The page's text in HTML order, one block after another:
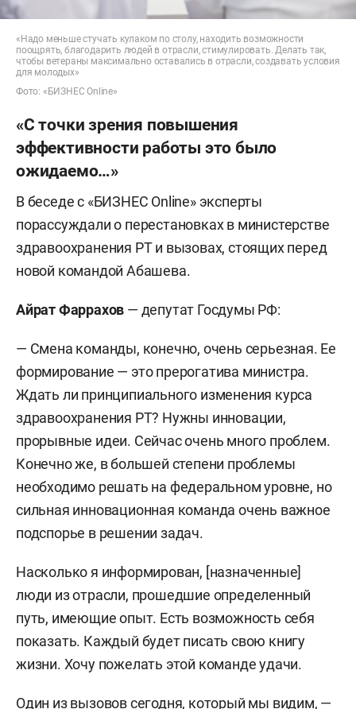
«Надо меньше стучать кулаком по столу, находить возможности
поощрять, благодарить людей в отрасли, стимулировать. Делать так,
чтобы ветераны максимально оставались в отрасли, создавать условия
для молодых»
Фото: «БИЗНЕС Online»
«С точки зрения повышения
эффективности работы это было
ожидаемо…»
В беседе с «БИЗНЕС Online» эксперты
порассуждали о перестановках в министерстве
здравоохранения РТ и вызовах, стоящих перед
новой командой Абашева.
Айрат Фаррахов — депутат Госдумы РФ:
— Смена команды, конечно, очень серьезная. Ее
формирование — это прерогатива министра.
Ждать ли принципиального изменения курса
здравоохранения РТ? Нужны инновации,
прорывные идеи. Сейчас очень много проблем.
Конечно же, в большей степени проблемы
необходимо решать на федеральном уровне, но
сильная инновационная команда очень важное
подспорье в решении задач.
Насколько я информирован, [назначенные]
люди из отрасли, прошедшие определенный
путь, имеющие опыт. Есть возможность себя
показать. Каждый будет писать свою книгу
жизни. Хочу пожелать этой команде удачи.
Один из вызовов сегодня, который мы видим, —